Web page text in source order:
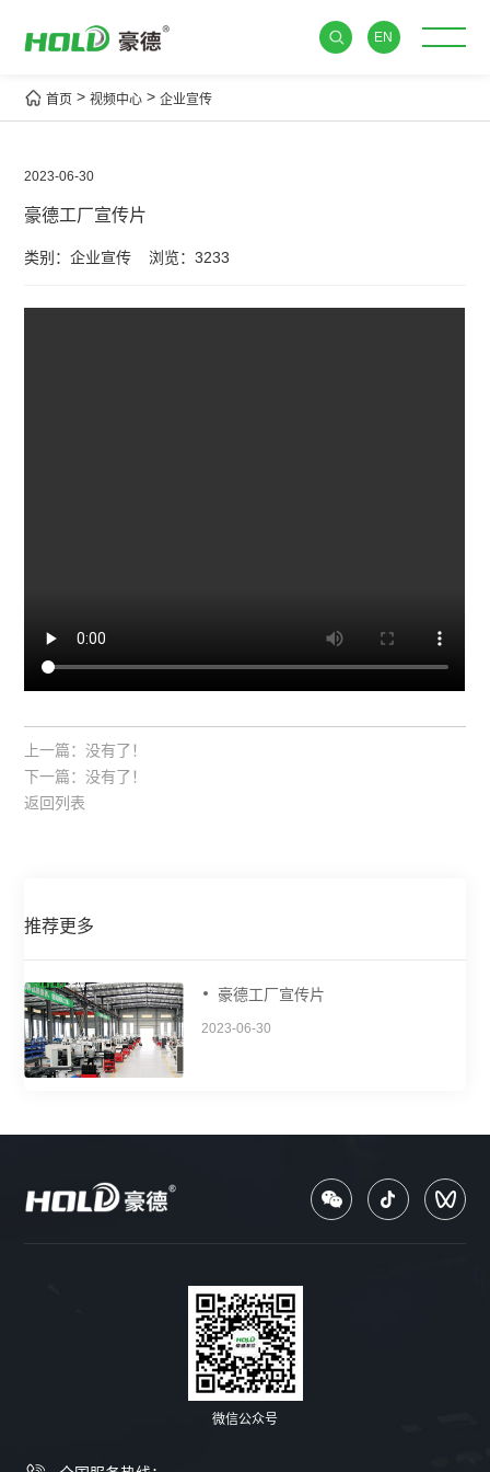
EN
首页 >视频中心 >企业宣传
2023-06-30
豪德工厂宣传片
类别：企业宣传 浏览：3233
上一篇：没有了！
返回列表
下一篇：没有了！
推荐更多
豪德工厂宣传片
2023-06-30
微信公众号